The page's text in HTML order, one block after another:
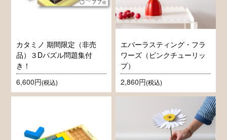
カタミノ 期間限定（非売
品）３Dパズル問題集付
き！
6,600円(税込)
エバーラスティング・フラ
ワーズ（ピンクチューリッ
プ）
2,860円(税込)